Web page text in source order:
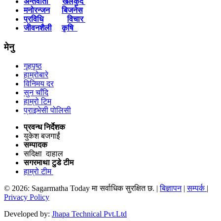
मनोरन्जन
बिजनेस
प्रविधि
विचार
जीवनशैली
कृषि
मेनु
गृहपृष्ठ
हाम्रोबारे
विनिमय दर
सुन चाँदि
हाम्रो टिम
प्राइभेसी पोलिसी
प्रवन्ध निर्देशक
युकेश बजगाईं
सम्पादक
सदिक्षा दाहाल
सगरमाथा टुडे टीम
हाम्रो टीम
© 2026: Sagarmatha Today मा सर्वाधिक सुरक्षित छ. |बिज्ञापन|सम्पर्क |
Privacy Policy
Developed by: Jhapa Technical Pvt.Ltd